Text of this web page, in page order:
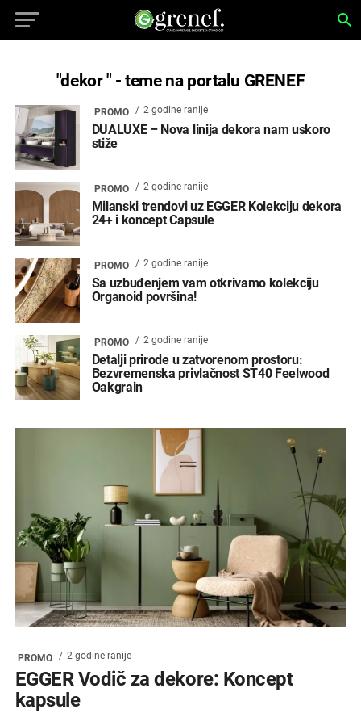
"dekor " - teme na portalu GRENEF
PROMO 2 godine ranije
DUALUXE – Nova linija dekora nam uskoro
stiže
PROMO 2 godine ranije
Milanski trendovi uz EGGER Kolekciju dekora
24+ i koncept Capsule
PROMO 2 godine ranije
Sa uzbuđenjem vam otkrivamo kolekciju
Organoid površina!
PROMO 2 godine ranije
Detalji prirode u zatvorenom prostoru:
Bezvremenska privlačnost ST40 Feelwood
Oakgrain
PROMO 2 godine ranije
EGGER Vodič za dekore: Koncept
kapsule